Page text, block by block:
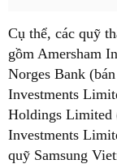
Cụ thể, các quỹ
gồm Amersham
Norges Bank
Investments
Holdings Limited
Investments
quỹ Samsung